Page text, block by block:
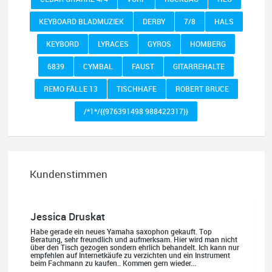
KEYBOARD BLADMUZIEK DERBY 7/8 HALS
KEYBORD LYRACES GYROS HOMBERG
6839 CYMBAL FAUST GITARREHALTE
REMO FÄLLE 13 TISCHHAFE ROBERT BRUCE
/*1*/{{976391498 988422317}}
Kundenstimmen
Jessica Druskat
Habe gerade ein neues Yamaha saxophon gekauft. Top
Beratung, sehr freundlich und aufmerksam. Hier wird man nicht
über den Tisch gezogen sondern ehrlich behandelt. Ich kann nur
empfehlen auf Internetkäufe zu verzichten und ein Instrument
beim Fachmann zu kaufen.. Kommen gern wieder...